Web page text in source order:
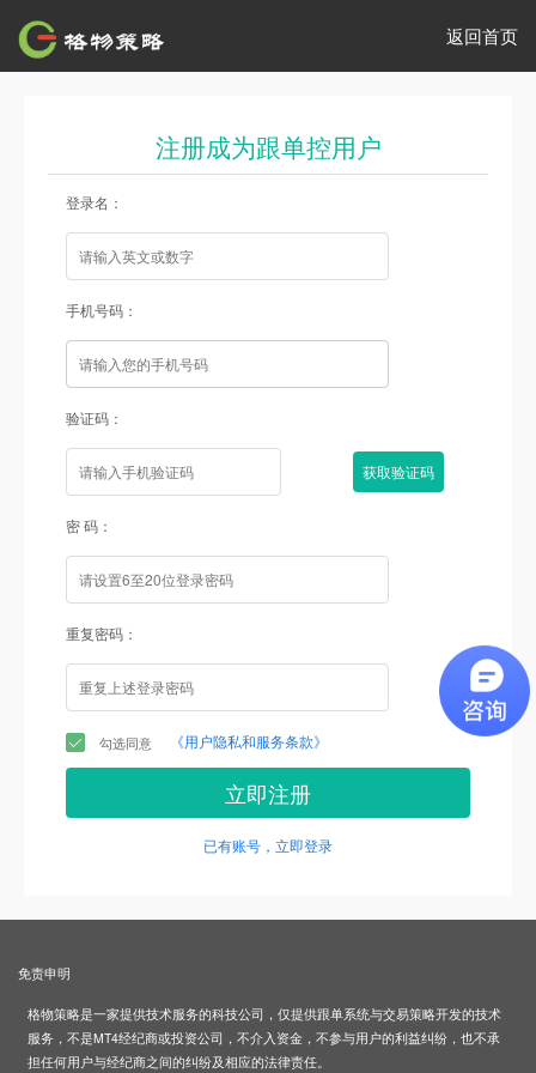
返回首页
注册成为跟单控用户
登录名：
手机号码：
验证码：
密 码：
重复密码：
勾选同意 《用户隐私和服务条款》
立即注册
已有账号，立即登录
免责申明
格物策略是一家提供技术服务的科技公司，仅提供跟单系统与交易策略开发的技术
服务，不是MT4经纪商或投资公司，不介入资金，不参与用户的利益纠纷，也不承
担任何用户与经纪商之间的纠纷及相应的法律责任。